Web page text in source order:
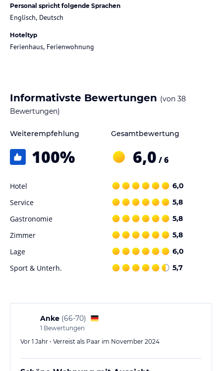
Personal spricht folgende Sprachen
Englisch, Deutsch
Hoteltyp
Ferienhaus, Ferienwohnung
Informativste Bewertungen (von 38
Bewertungen)
Weiterempfehlung
100%
Gesamtbewertung
6,0 / 6
Hotel 6,0
Service 5,8
Gastronomie 5,8
Zimmer 5,8
Lage 6,0
Sport & Unterh. 5,7
Anke (66-70)
1 Bewertungen
Vor 1 Jahr • Verreist als Paar im November 2024